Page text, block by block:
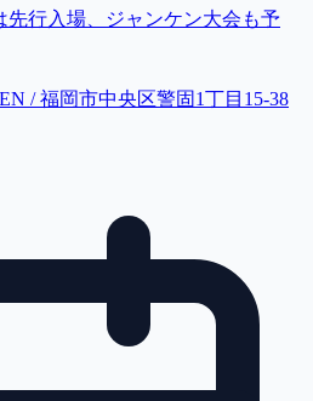
先行入場、ジャンケン大会も予
/ 福岡市中央区警固1丁目15-38